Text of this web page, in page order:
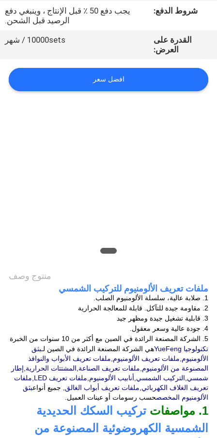
أخبار
اطلب
أسعار
شروط الدفع:
يجب دفع 50 ٪ قبل الإنتاج ، وينبغي دفع
الرصيد قبل الشحن.
القدرة على
العرض:
10000sets / شهر
افضل سعر
منتوج وصف
ملفات تعريف الألومنيوم للتركيب الشمسي
1. صلابة عالية، سلسلة الألومنيوم الصلب.
2. مقاومة جيدة للتآكل. قابلة للمعالجة الحرارية
3. قابلية تشغيل جيدة ومظهر جيد
4. جودة عالية وسعر معقول.
5. الشركة المصنعة الرائدة في الصين مع أكثر من 10 سنوات من الخبرة
تكنولوجيا YueFeng
هي الشركة المصنعة الرائدة في الصين لـبثق
الألومنيوم,ملفات تعريف الألومنيوم,ملفات تعريف الأبواب والنوافذ
المصنوعة من الألومنيوم,ملفات تعريف الصناعة,المشتتات الحرارية,إطار
شمسي,التركيب الشمسي,أنابيب الألومنيوم,ملفات تعريف LED ,ملفات
تعريف الغلاف الكهربائي,ملفات تعريف أبواب الغالق, جميع أنواعبثق
الألومنيوم المخصصحسب رسومات أو عينات العميل.
1. مواصفات
تركيب السكك الحديدية
الشمسية الكهروضوئية المصنوعة من